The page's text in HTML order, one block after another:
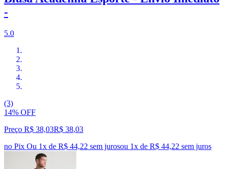
-
5.0
(3)
14% OFF
Preço R$ 38,03R$ 38,03
no Pix Ou 1x de R$ 44,22 sem jurosou 1x de R$ 44,22 sem juros